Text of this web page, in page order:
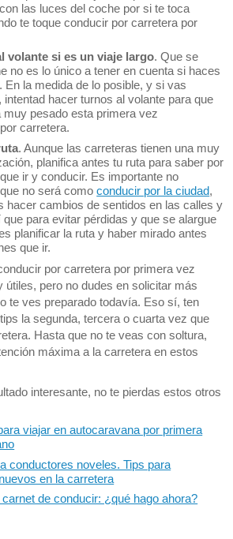
las luces del coche por si te toca
te toque conducir por carretera por
volante si es un viaje largo. Que se
no es lo único a tener en cuenta si haces
En la medida de lo posible, y si vas
intentad hacer turnos al volante para que
muy pesado esta primera vez
carretera.
. Aunque las carreteras tienen una muy
planifica antes tu ruta para saber por
ir y conducir. Es importante no
no será comoconducir por la ciudad,
hacer cambios de sentidos en las calles y
para evitar pérdidas y que se alargue
planificar la ruta y haber mirado antes
que ir.
por carretera por primera vez
útiles, pero no dudes en solicitar más
te ves preparado todavía. Eso sí, ten
la segunda, tercera o cuarta vez que
Hasta que no te veas con soltura,
máxima a la carretera en estos
interesante, no te pierdas estos otros
viajar en autocaravana por primera
conductores noveles. Tips para
en la carretera
de conducir: ¿qué hago ahora?